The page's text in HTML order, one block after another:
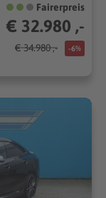
Fairerpreis
€ 32.980 ,-
€ 34.980 ,- -6%